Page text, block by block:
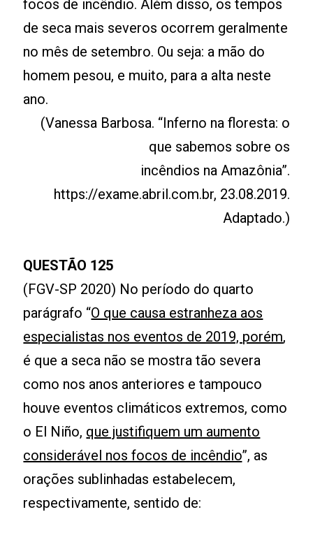
focos de incêndio. Além disso, os tempos
de seca mais severos ocorrem geralmente
no mês de setembro. Ou seja: a mão do
homem pesou, e muito, para a alta neste
ano.
(Vanessa Barbosa. “Inferno na floresta: o
que sabemos sobre os
incêndios na Amazônia”.
https://exame.abril.com.br, 23.08.2019.
Adaptado.)
QUESTÃO 125
(FGV-SP 2020) No período do quarto
parágrafo “O que causa estranheza aos
especialistas nos eventos de 2019, porém,
é que a seca não se mostra tão severa
como nos anos anteriores e tampouco
houve eventos climáticos extremos, como
o El Niño, que justifiquem um aumento
considerável nos focos de incêndio”, as
orações sublinhadas estabelecem,
respectivamente, sentido de: